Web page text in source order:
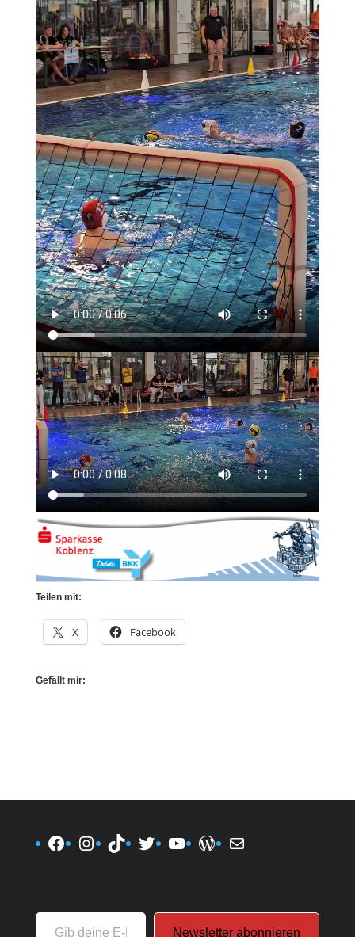
Teilen mit:
X Facebook
Gefällt mir:
Facebook
Instagram
TikTokTwitterYouTube
WordPress
E-Mail
Newsletter abonnieren